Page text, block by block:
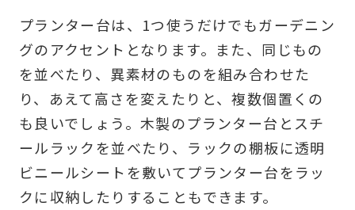
プランター台は、1つ使うだけでもガーデニン
グのアクセントとなります。また、同じもの
を並べたり、異素材のものを組み合わせた
り、あえて高さを変えたりと、複数個置くの
も良いでしょう。木製のプランター台とスチ
ールラックを並べたり、ラックの棚板に透明
ビニールシートを敷いてプランター台をラッ
クに収納したりすることもできます。